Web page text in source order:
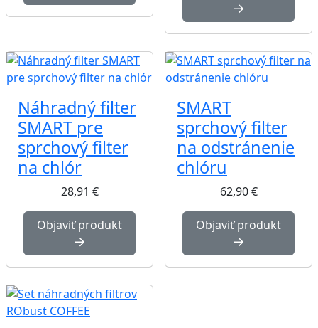
Náhradný filter
SMART pre
sprchový filter
na chlór
28,91 €
Objaviť produkt
SMART
sprchový filter
na odstránenie
chlóru
62,90€
Objaviť produkt